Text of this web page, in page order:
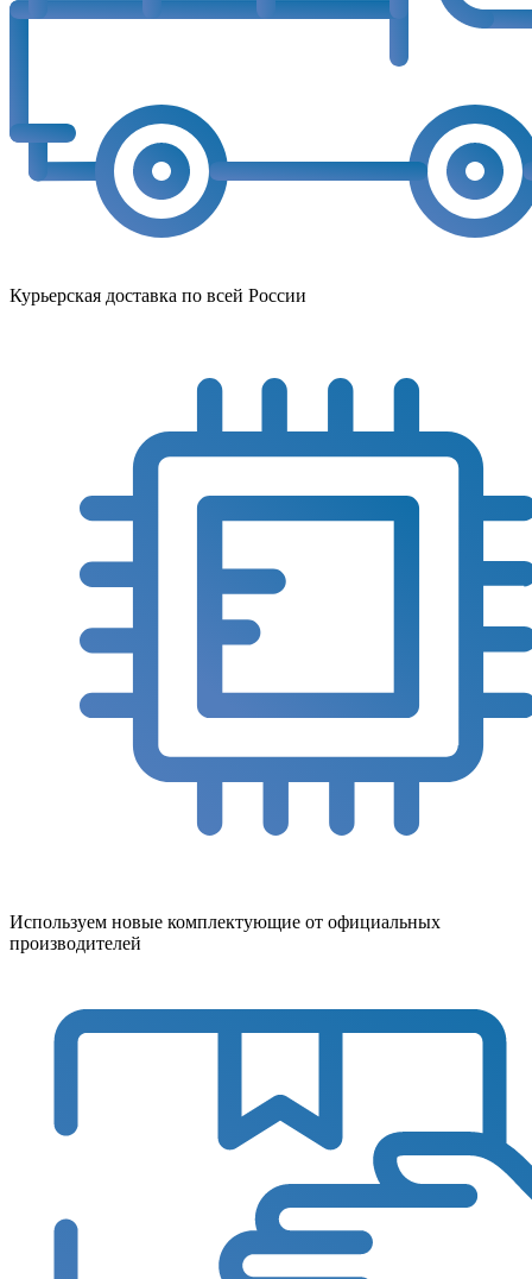
Курьерская доставка по всей России
Используем новые комплектующие от официальных
производителей